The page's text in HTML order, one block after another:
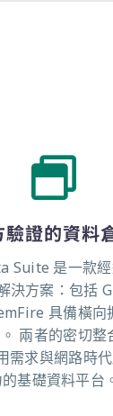
驗證的資料
Suite 是一款
決方案：包括
具備橫向
兩者的密切整
需求與網路時
基礎資料平台